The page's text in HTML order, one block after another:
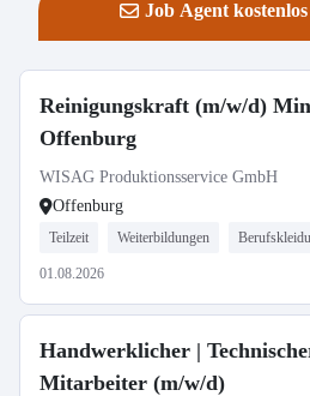
Job Agent
Reinigungskraft (m/w/d)
Offenburg
WISAG Produktionsservice GmbH
Offenburg
Teilzeit Weiterbildungen
01.08.2026
Handwerklicher |
Mitarbeiter (m/w/d)